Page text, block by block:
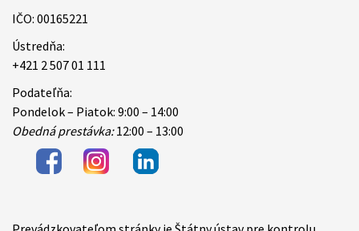
IČO: 00165221
Ústredňa:
+421 2 507 01 111
Podateľňa:
Pondelok – Piatok: 9:00 – 14:00
Obedná prestávka:12:00 – 13:00